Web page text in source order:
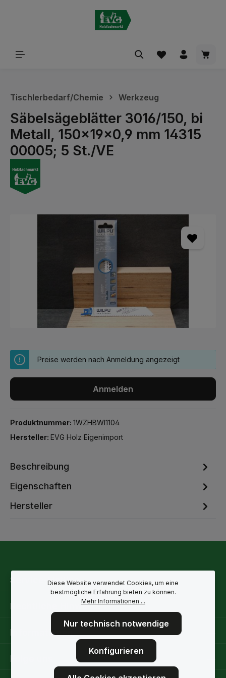
Tischlerbedarf/Chemie Werkzeug
Säbelsägeblätter 3016/150, bi
Metall, 150x19x0,9 mm 14315
00005; 5 St./VE
Bildergalerie überspringen
Preise werden nach Anmeldung angezeigt
Anmelden
Produktnummer: 1WZHBWI1104
Hersteller: EVG Holz Eigenimport
Beschreibung
Eigenschaften
Hersteller
Service-Hotline
Rechtliche Hinweise
Informationen
Folge uns
Diese Website verwendet Cookies, um eine
bestmögliche Erfahrung bieten zu können.
Mehr Informationen ...
Nur technisch notwendige
Konfigurieren